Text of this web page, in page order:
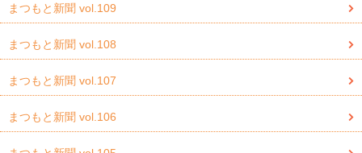
まつもと新聞 vol.109
まつもと新聞 vol.108
まつもと新聞 vol.107
まつもと新聞 vol.106